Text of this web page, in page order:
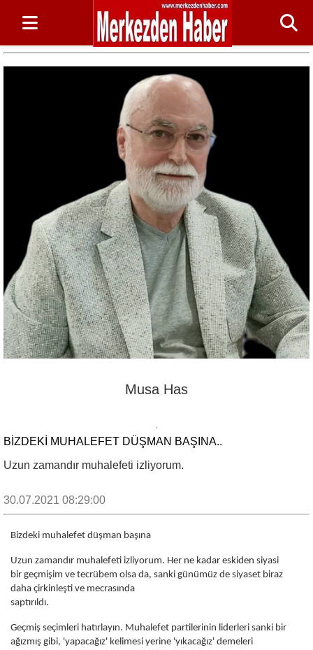
Musa Has
BIZDEKI MUHALEFET DÜŞMAN BAŞINA..
Uzun zamandır muhalefeti izliyorum.
30.07.2021 08:29:00
Bizdeki muhalefet düşman başına
Uzun zamandır muhalefeti izliyorum. Her ne kadar eskiden siyasi
bir geçmişim ve tecrübem olsa da, sanki günümüz de siyaset biraz
daha çirkinleşti ve mecrasında
saptırıldı.
Geçmiş seçimleri hatırlayın. Muhalefet partilerinin liderleri sanki bir
ağızmış gibi, 'yapacağız' kelimesi yerine 'yıkacağız' demeleri